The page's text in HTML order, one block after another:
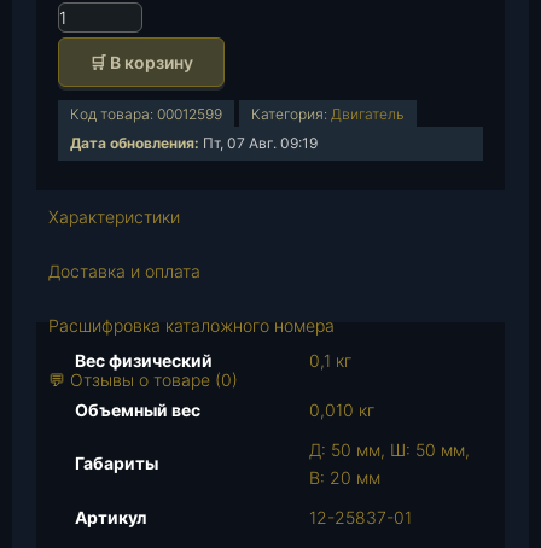
К
о
и
т
о
о
а
🛒 В корзину
Код товара: 00012599 Категория: Двигатель
Дата обновления: Пт, 07 Авг. 09:19
Характеристики
Доставка и оплата
Расшифровка каталожного номера
💬 Отзывы о товаре (0)
Вес физический 0,1 кг
Объемный вес 0,010 кг
Габариты
Д: 50 мм, Ш: 50 мм,
В: 20 мм
Артикул
12-25837-01